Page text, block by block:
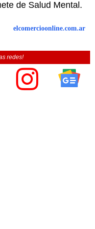
de Salud Mental.
elcomercioonline.com.ar
redes!